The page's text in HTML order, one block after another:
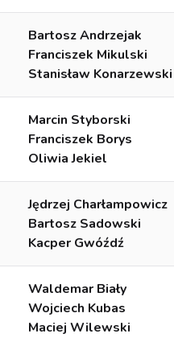
Bartosz Andrzejak
Franciszek Mikulski
Stanisław Konarzewski
Marcin Styborski
Franciszek Borys
Oliwia Jekiel
Jędrzej Charłampowicz
Bartosz Sadowski
Kacper Gwóźdź
Waldemar Biały
Wojciech Kubas
Maciej Wilewski